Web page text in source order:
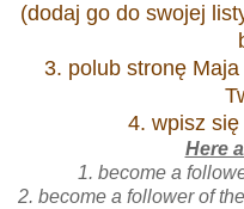
(dodaj go do swojej
3. polub stronę
4. wpisz
Here
1. become a
2. become a follower of the